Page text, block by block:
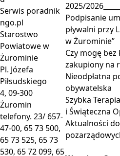
2025/
Podpisanie
pływalni przy
w Żurominie”
Czy mogę
zakupiony na
Nieodpłatna
obywatelska
Szybka
i Świąteczna
Aktualności
Serwis poradnik
ngo.pl
Starostwo
Powiatowe w
Żurominie
Pl. Józefa
Piłsudskiego
4, 09-300
Żuromin
telefony. 23/ 657-
47-00, 65 73 500,
65 73 525, 65 73
530, 65 72 099, 65